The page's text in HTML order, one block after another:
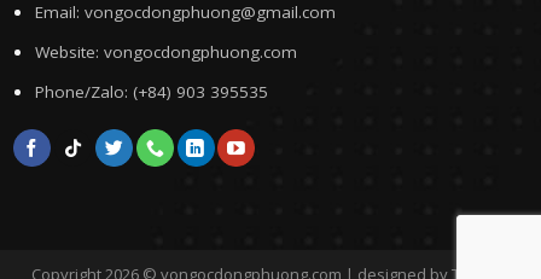
Email: vongocdongphuong@gmail.com
Website: vongocdongphuong.com
Phone/Zalo: (+84) 903 395535
Copyright 2026 © vongocdongphuong.com | designed by Tini&Me